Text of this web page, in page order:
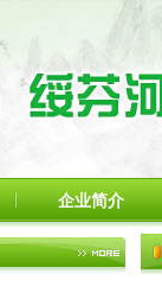
企业简介